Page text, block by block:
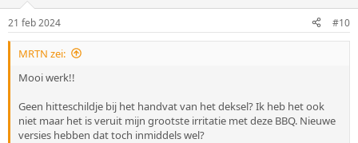
21 feb 2024 #10
MRTN zei:
Mooi werk!!
Geen hitteschildje bij het handvat van het deksel? Ik heb het ook
niet maar het is veruit mijn grootste irritatie met deze BBQ. Nieuwe
versies hebben dat toch inmiddels wel?